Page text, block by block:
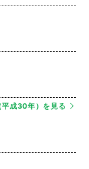
成30年）を見る